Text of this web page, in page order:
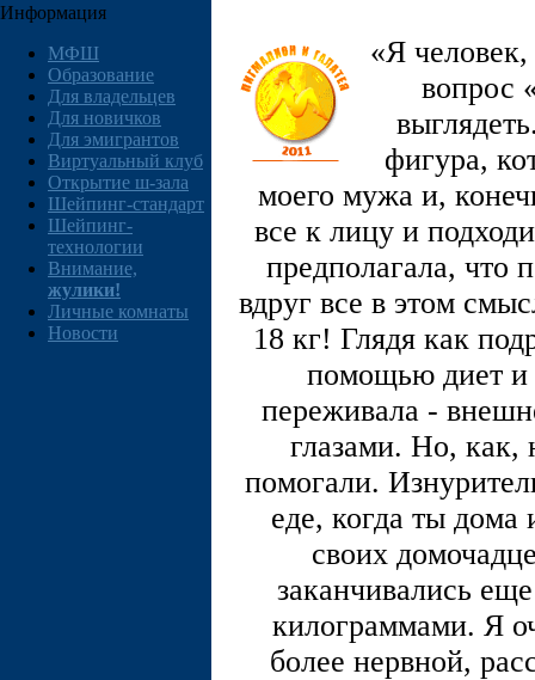
Информация
МФШ
Образование
Для владельцев
Для новичков
Для эмигрантов
Виртуальный клуб
Открытие ш-зала
Шейпинг-стандарт
Шейпинг-
технологии
Внимание,
жулики!
Личные комнаты
Новости
«Я
вопрос
фигура,
моего мужа и,
все к лицу и
предполагала, что
вдруг все в этом
18 кг! Глядя как
помощью диет и
переживала -
глазами. Но, как,
помогали.
еде, когда ты дома
своих
заканчивались
килограммами. Я
более нервной,